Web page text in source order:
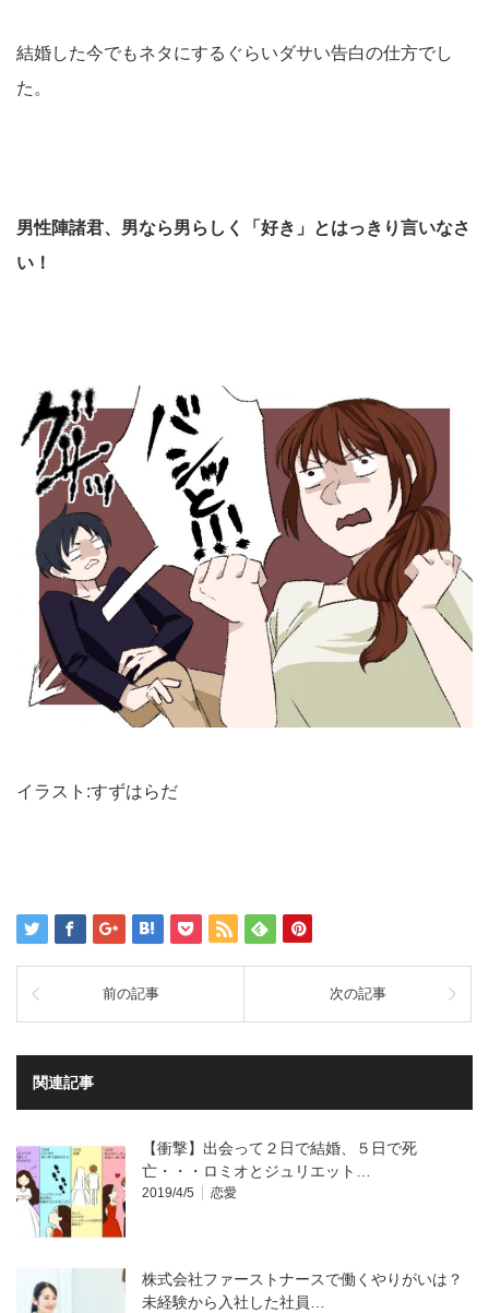
結婚した今でもネタにするぐらいダサい告白の仕方でし
た。
男性陣諸君、男なら男らしく「好き」とはっきり言いなさ
い！
イラスト:すずはらだ
前の記事 次の記事
関連記事
【衝撃】出会って２日で結婚、５日で死
亡・・・ロミオとジュリエット…
2019/4/5 恋愛
株式会社ファーストナースで働くやりがいは？
未経験から入社した社員…